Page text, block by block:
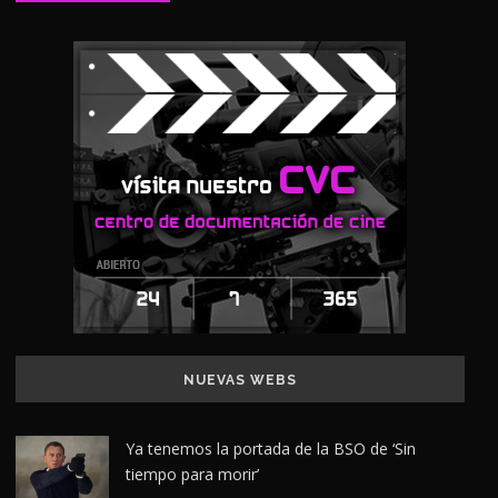
NUEVAS WEBS
Ya tenemos la portada de la BSO de ‘Sin
tiempo para morir’